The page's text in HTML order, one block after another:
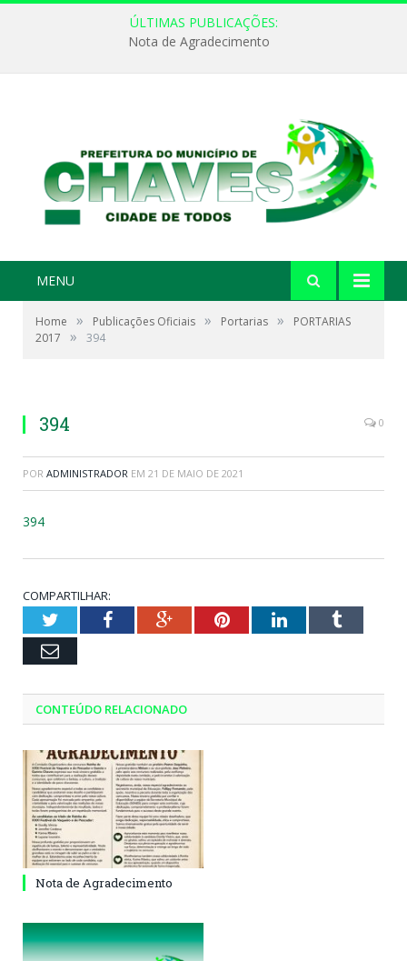
ÚLTIMAS PUBLICAÇÕES:
Nota de Agradecimento
MENU
Home » Publicações Oficiais » Portarias »
PORTARIAS
2017
» 394
394 0
POR ADMINISTRADOR EM 21 DE MAIO DE 2021
394
COMPARTILHAR:
TwitterFacebookGoogle+PinterestLinkedInTumblr
Email
CONTEÚDO RELACIONADO
Nota de Agradecimento